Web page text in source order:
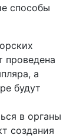
способы
проведена
а
будут
в органы
создания